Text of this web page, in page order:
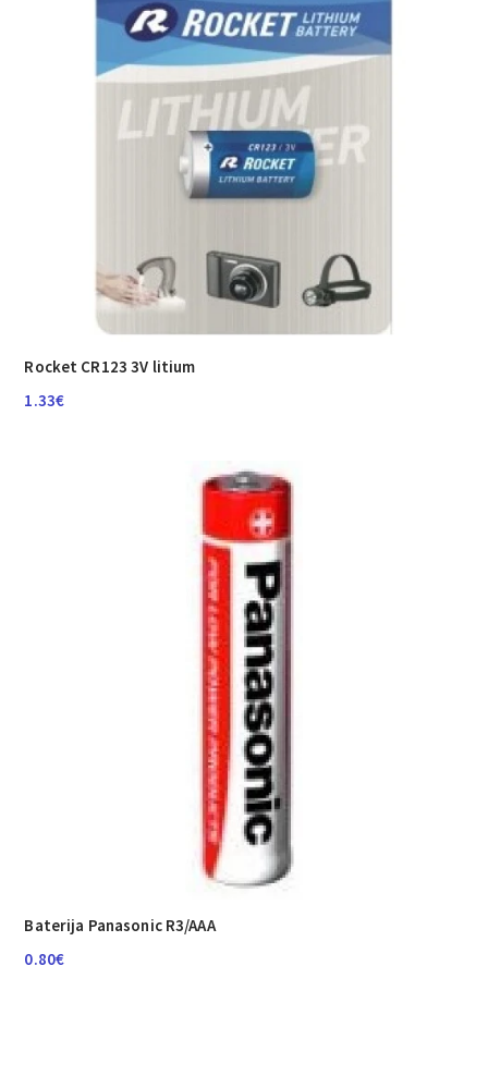
Rocket CR123 3V litium
1.33€
Baterija Panasonic R3/AAA
0.80€